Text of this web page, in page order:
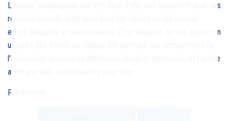
L'équipe pédagogique est très fière d'elle, non seulement pour ses
résultats sportifs, mais aussi pour les valeurs qu'elle incarne :
effort, discipline et persévérance. C'est inspirant de voir qu'environ
un quart des élèves du collège ont participé aux compétitions de
l'association sportive en athlétisme, cross et badminton, et Camille
a été une belle ambassadrice pour tous.
Félicitations.